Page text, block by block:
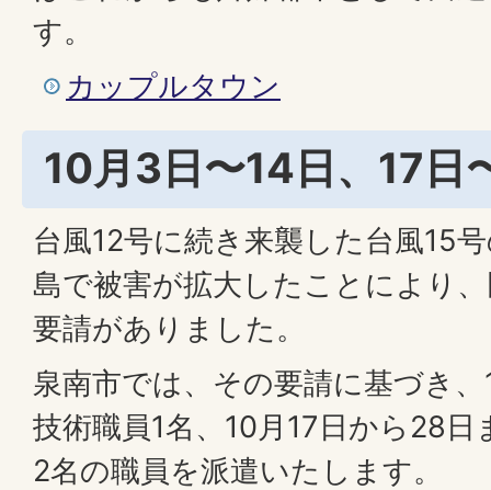
す。
カップルタウン
10月3日〜14日、17日
台風12号に続き来襲した台風15
島で被害が拡大したことにより
要請がありました。
泉南市では、その要請に基づき
技術職員1名、10月17日から28日
2名の職員を派遣いたします。